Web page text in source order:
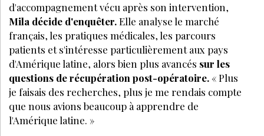
d'accompagnement vécu après son intervention,
Mila décide d'enquêter.Elle analyse le marché
français, les pratiques médicales, les parcours
patients et s'intéresse particulièrement aux pays
d'Amérique latine, alors bien plus avancés sur les
questions de récupération post-opératoire.« Plus
je faisais des recherches, plus je me rendais compte
que nous avions beaucoup à apprendre de
l'Amérique latine. »